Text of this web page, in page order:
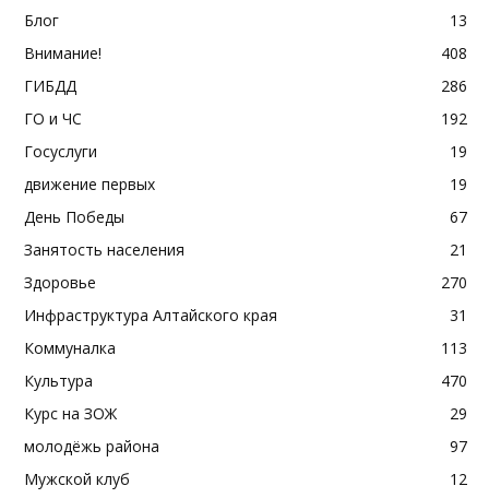
Блог
13
Внимание!
408
ГИБДД
286
ГО и ЧС
192
Госуслуги
19
движение первых
19
День Победы
67
Занятость населения
21
Здоровье
270
Инфраструктура Алтайского края
31
Коммуналка
113
Культура
470
Курс на ЗОЖ
29
молодёжь района
97
Мужской клуб
12